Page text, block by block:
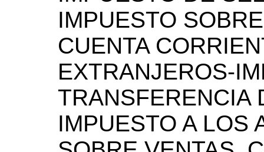
IMPUESTO
CUENTA
EXTRANJEROS-
TRANSFERENCIA
IMPUESTO A LOS